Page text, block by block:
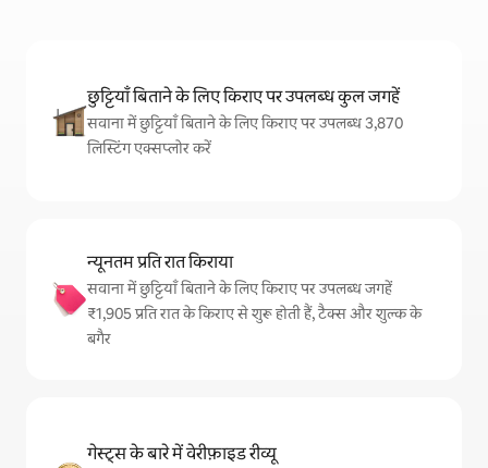
छुट्टियाँ बिताने के लिए किराए पर उपलब्ध कुल जगहें
सवाना में छुट्टियाँ बिताने के लिए किराए पर उपलब्ध 3,870
लिस्टिंग एक्सप्लोर करें
न्यूनतम प्रति रात किराया
सवाना में छुट्टियाँ बिताने के लिए किराए पर उपलब्ध जगहें
₹1,905 प्रति रात के किराए से शुरू होती हैं, टैक्स और शुल्क के
बगैर
गेस्ट्स के बारे में वेरीफ़ाइड रीव्यू